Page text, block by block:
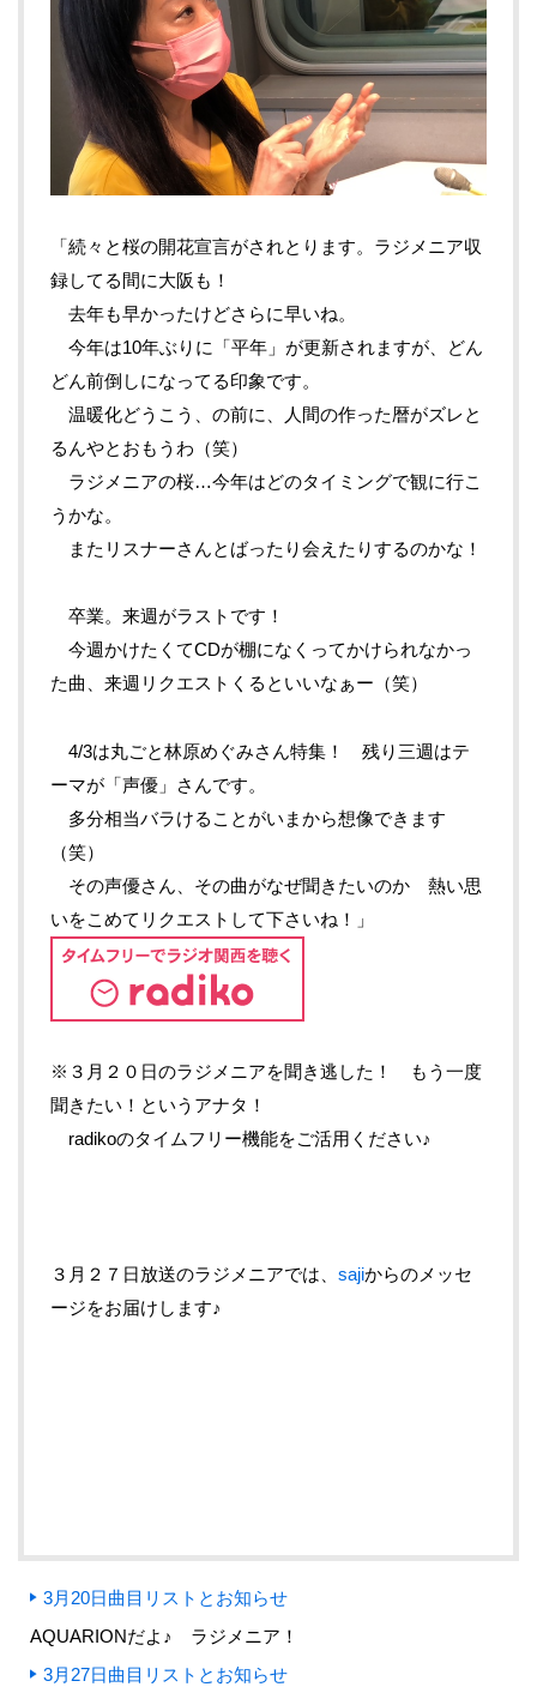
「続々と桜の開花宣言がされとります。ラジメニア収
録してる間に大阪も！
去年も早かったけどさらに早いね。
今年は10年ぶりに「平年」が更新されますが、どん
どん前倒しになってる印象です。
温暖化どうこう、の前に、人間の作った暦がズレと
るんやとおもうわ（笑）
ラジメニアの桜…今年はどのタイミングで観に行こ
うかな。
またリスナーさんとばったり会えたりするのかな！
卒業。来週がラストです！
今週かけたくてCDが棚になくってかけられなかっ
た曲、来週リクエストくるといいなぁー（笑）
4/3は丸ごと林原めぐみさん特集！ 残り三週はテ
ーマが「声優」さんです。
多分相当バラけることがいまから想像できます
（笑）
その声優さん、その曲がなぜ聞きたいのか 熱い思
いをこめてリクエストして下さいね！」
※３月２０日のラジメニアを聞き逃した！ もう一度
聞きたい！というアナタ！
radikoのタイムフリー機能をご活用ください♪
３月２７日放送のラジメニアでは、 sajiからのメッセ
ージをお届けします♪
3月20日曲目リストとお知らせ
AQUARIONだよ♪ ラジメニア！
3月27日曲目リストとお知らせ